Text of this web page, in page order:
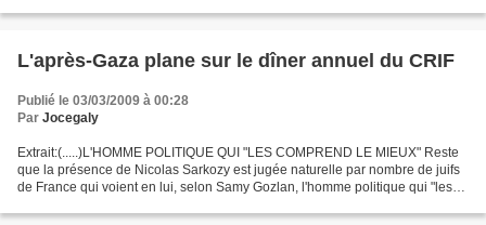
L'après-Gaza plane sur le dîner annuel du CRIF
Publié le 03/03/2009 à 00:28
Par Jocegaly
Extrait:(.....)L'HOMME POLITIQUE QUI "LES COMPREND LE MIEUX" Reste
que la présence de Nicolas Sarkozy est jugée naturelle par nombre de juifs
de France qui voient en lui, selon Samy Gozlan, l'homme politique qui "les